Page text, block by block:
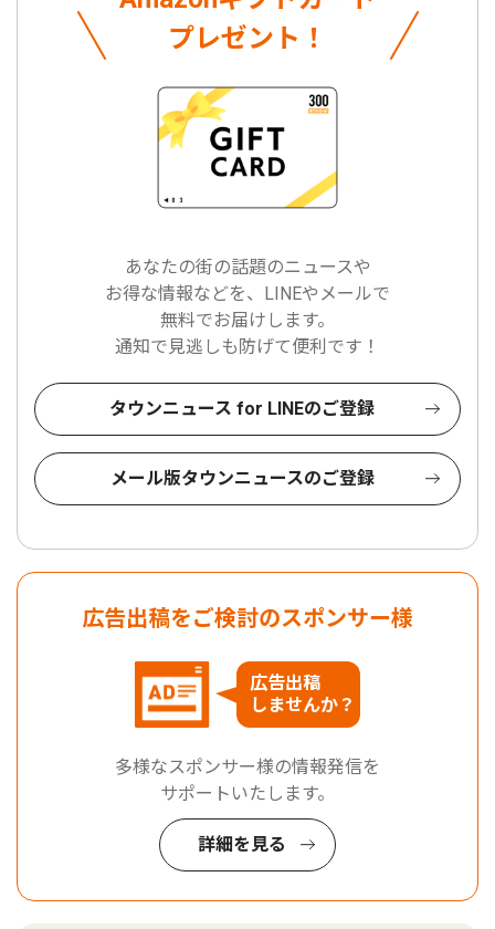
プレゼント！
あなたの街の話題のニュースや
お得な情報などを、LINEやメールで
無料でお届けします。
通知で見逃しも防げて便利です！
タウンニュース for LINEのご登録
メール版タウンニュースのご登録
広告出稿をご検討のスポンサー様
広告出稿
しませんか？
多様なスポンサー様の情報発信を
サポートいたします。
詳細を見る